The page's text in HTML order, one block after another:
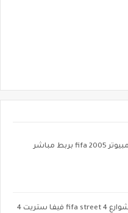
تحميل لعبة كرة قدم الشوارع fifa street 4 فيفا ستريت 4